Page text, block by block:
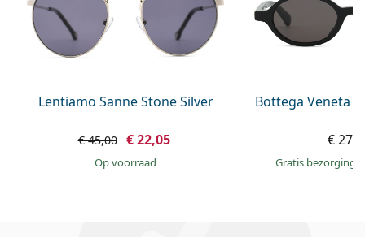
Lentiamo Sanne Stone Silver
€ 45,00 € 22,05
op voorraad
Bottega Veneta
€
Gratis bezorging